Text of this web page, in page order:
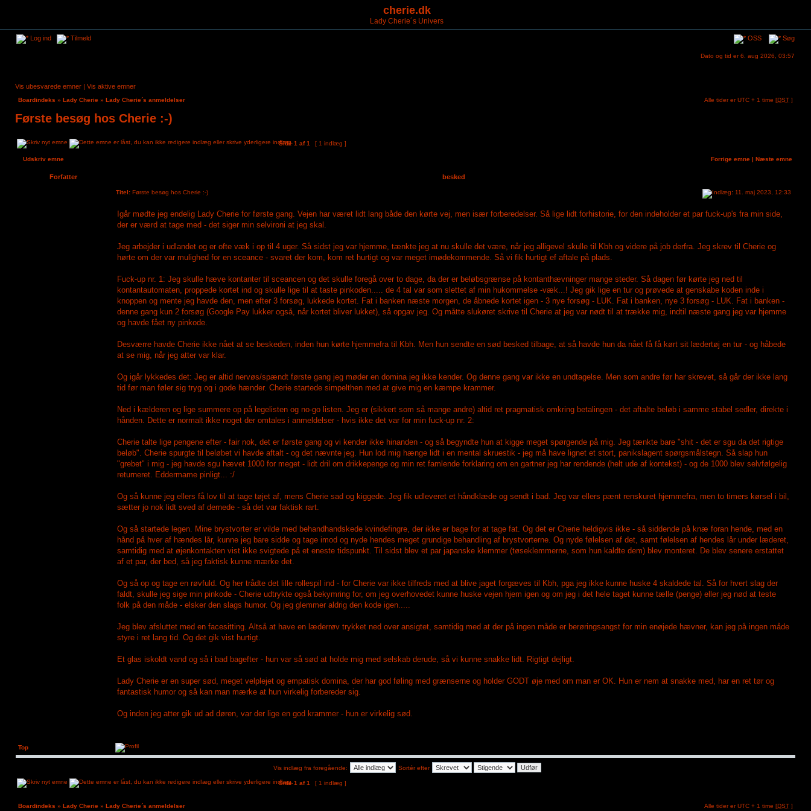
cherie.dk
Lady Cherie´s Univers
Log ind Tilmeld OSS Søg
Dato og tid er 6. aug 2026, 03:57
Vis ubesvarede emner | Vis aktive emner
Boardindeks » Lady Cherie » Lady Cherie´s anmeldelser Alle tider er UTC + 1 time [DST ]
Første besøg hos Cherie :-)
Side1 af1 [ 1 indlæg ]
Udskriv emne Forrige emne | Næste emne
Forfatter besked
Titel: Første besøg hos Cherie :-) : 11. maj 2023, 12:33
Igår mødte jeg endelig Lady Cherie for første gang. Vejen har været lidt lang både den kørte vej, men især forberedelser. Så lige lidt forhistorie, for den indeholder et par fuck-up's fra min side,
der er værd at tage med - det siger min selvironi at jeg skal.
Jeg arbejder i udlandet og er ofte væk i op til 4 uger. Så sidst jeg var hjemme, tænkte jeg at nu skulle det være, når jeg alligevel skulle til Kbh og videre på job derfra. Jeg skrev til Cherie og
hørte om der var mulighed for en sceance - svaret der kom, kom ret hurtigt og var meget imødekommende. Så vi fik hurtigt ef aftale på plads.
Fuck-up nr. 1: Jeg skulle hæve kontanter til sceancen og det skulle foregå over to dage, da der er beløbsgrænse på kontanthævninger mange steder. Så dagen før kørte jeg ned til
kontantautomaten, proppede kortet ind og skulle lige til at taste pinkoden..... de 4 tal var som slettet af min hukommelse -væk...! Jeg gik lige en tur og prøvede at genskabe koden inde i
knoppen og mente jeg havde den, men efter 3 forsøg, lukkede kortet. Fat i banken næste morgen, de åbnede kortet igen - 3 nye forsøg - LUK. Fat i banken, nye 3 forsøg - LUK. Fat i banken -
denne gang kun 2 forsøg (Google Pay lukker også, når kortet bliver lukket), så opgav jeg. Og måtte slukøret skrive til Cherie at jeg var nødt til at trække mig, indtil næste gang jeg var hjemme
og havde fået ny pinkode.
Desværre havde Cherie ikke nået at se beskeden, inden hun kørte hjemmefra til Kbh. Men hun sendte en sød besked tilbage, at så havde hun da nået få få kørt sit lædertøj en tur - og håbede
at se mig, når jeg atter var klar.
Og igår lykkedes det: Jeg er altid nervøs/spændt første gang jeg møder en domina jeg ikke kender. Og denne gang var ikke en undtagelse. Men som andre før har skrevet, så går der ikke lang
tid før man føler sig tryg og i gode hænder. Cherie startede simpelthen med at give mig en kæmpe krammer.
Ned i kælderen og lige summere op på legelisten og no-go listen. Jeg er (sikkert som så mange andre) altid ret pragmatisk omkring betalingen - det aftalte beløb i samme stabel sedler, direkte i
hånden. Dette er normalt ikke noget der omtales i anmeldelser - hvis ikke det var for min fuck-up nr. 2:
Cherie talte lige pengene efter - fair nok, det er første gang og vi kender ikke hinanden - og så begyndte hun at kigge meget spørgende på mig. Jeg tænkte bare "shit - det er sgu da det rigtige
beløb". Cherie spurgte til beløbet vi havde aftalt - og det nævnte jeg. Hun lod mig hænge lidt i en mental skruestik - jeg må have lignet et stort, panikslagent spørgsmålstegn. Så slap hun
"grebet" i mig - jeg havde sgu hævet 1000 for meget - lidt dril om drikkepenge og min ret famlende forklaring om en gartner jeg har rendende (helt ude af kontekst) - og de 1000 blev selvfølgelig
returneret. Eddermame pinligt... :/
Og så kunne jeg ellers få lov til at tage tøjet af, mens Cherie sad og kiggede. Jeg fik udleveret et håndklæde og sendt i bad. Jeg var ellers pænt renskuret hjemmefra, men to timers kørsel i bil,
sætter jo nok lidt sved af dernede - så det var faktisk rart.
Og så startede legen. Mine brystvorter er vilde med behandhandskede kvindefingre, der ikke er bage for at tage fat. Og det er Cherie heldigvis ikke - så siddende på knæ foran hende, med en
hånd på hver af hændes lår, kunne jeg bare sidde og tage imod og nyde hendes meget grundige behandling af brystvorterne. Og nyde følelsen af det, samt følelsen af hendes lår under læderet,
samtidig med at øjenkontakten vist ikke svigtede på et eneste tidspunkt. Til sidst blev et par japanske klemmer (tøseklemmerne, som hun kaldte dem) blev monteret. De blev senere erstattet
af et par, der bed, så jeg faktisk kunne mærke det.
Og så op og tage en røvfuld. Og her trådte det lille rollespil ind - for Cherie var ikke tilfreds med at blive jaget forgæves til Kbh, pga jeg ikke kunne huske 4 skaldede tal. Så for hvert slag der
faldt, skulle jeg sige min pinkode - Cherie udtrykte også bekymring for, om jeg overhovedet kunne huske vejen hjem igen og om jeg i det hele taget kunne tælle (penge) eller jeg nød at teste
folk på den måde - elsker den slags humor. Og jeg glemmer aldrig den kode igen.....
Jeg blev afsluttet med en facesitting. Altså at have en læderrøv trykket ned over ansigtet, samtidig med at der på ingen måde er berøringsangst for min enøjede hævner, kan jeg på ingen måde
styre i ret lang tid. Og det gik vist hurtigt.
Et glas iskoldt vand og så i bad bagefter - hun var så sød at holde mig med selskab derude, så vi kunne snakke lidt. Rigtigt dejligt.
Lady Cherie er en super sød, meget velplejet og empatisk domina, der har god føling med grænserne og holder GODT øje med om man er OK. Hun er nem at snakke med, har en ret tør og
fantastisk humor og så kan man mærke at hun virkelig forbereder sig.
Og inden jeg atter gik ud ad døren, var der lige en god krammer - hun er virkelig sød.
Top
Vis indlæg fra foregående: Sortér efter
Side1 af1 [ 1 indlæg ]
Boardindeks » Lady Cherie » Lady Cherie´s anmeldelser Alle tider er UTC + 1 time [DST ]